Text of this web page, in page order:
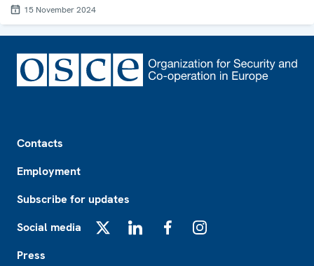
15 November 2024
Contacts
Employment
Subscribe for updates
Social media
Press